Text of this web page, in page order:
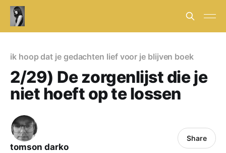
ik hoop dat je gedachten lief voor je blijven boek
2/29) De zorgenlijst die je
niet hoeft op te lossen
tomson darko
Share